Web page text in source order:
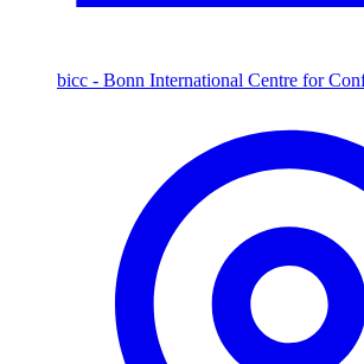
bicc - Bonn International Centre for